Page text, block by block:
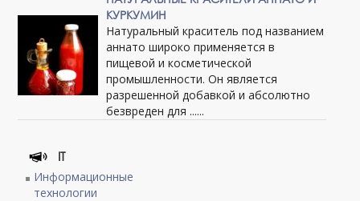
КУРКУМИН
Натуральный краситель под названием
аннато широко применяется в
пищевой и косметической
промышленности. Он является
разрешенной добавкой и абсолютно
безвреден для ......
IT
Информационные
технологии